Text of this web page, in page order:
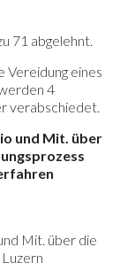
71 abgelehnt.
Vereidung eines
4
verabschiedet.
und Mit. über
Mit. über die